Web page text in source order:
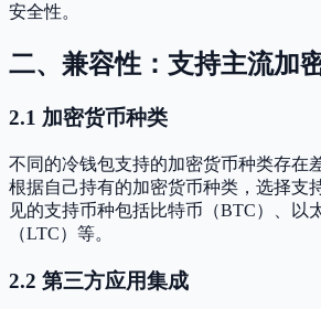
安全性。
二、兼容性：支持主流加
2.1 加密货币种类
不同的冷钱包支持的加密货币种类存在
根据自己持有的加密货币种类，选择支
见的支持币种包括比特币（BTC）、以
（LTC）等。
2.2 第三方应用集成